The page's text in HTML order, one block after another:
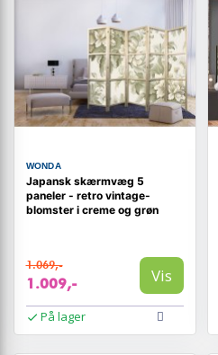
WONDA
Japansk skærmvæg 5
paneler - retro vintage-
blomster i creme og grøn
1.069,-
1.009,- Vis
På lager